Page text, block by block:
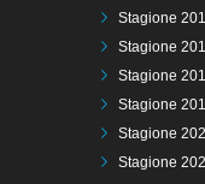
Stagione
Stagione
Stagione
Stagione
Stagione
Stagione